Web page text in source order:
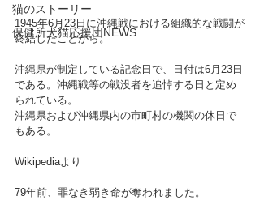
猫のストーリー
保健所犬猫応援団NEWS
1945年6月23日に沖縄戦における組織的な戦闘が
終結したことから。
沖縄県が制定している記念日で、日付は6月23日
である。沖縄戦等の戦没者を追悼する日と定め
られている。
沖縄県および沖縄県内の市町村の機関の休日で
もある。
Wikipediaより
79年前、罪なき弱き命が奪われました。